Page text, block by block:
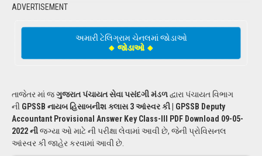
ADVERTISEMENT
અમારી ટેલિગ્રામ ચેનલમાં જોડાઓ
🔸 જોડાઓ 🔸
તાજેતર માં જગુજરાત પંચાયત સેવા પસંદગી મંડળદ્વારા પંચાયત વિભાગ
ની GPSSB નાયબ હિસાબનીશ ક્લાસ 3 આંસ્વર કી | GPSSB Deputy
Accountant Provisional Answer Key Class-III PDF Download 09-05-
2022 નીજગ્યા ઓ માટે ની પરીક્ષા લેવામાં આવી છે, જેની પ્રોવિસનલ
આંસ્વર કી જાહેર કરવામાં આવી છે.